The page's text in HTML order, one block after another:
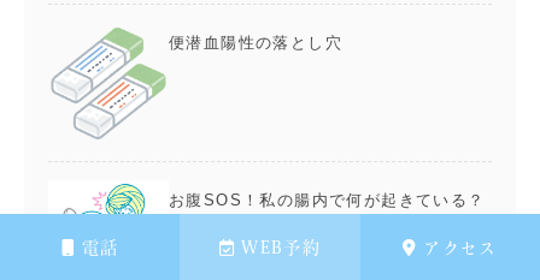
電話 WEB予約 アクセス
便潜血陽性の落とし穴
お腹SOS！私の腸内で何が起きている？